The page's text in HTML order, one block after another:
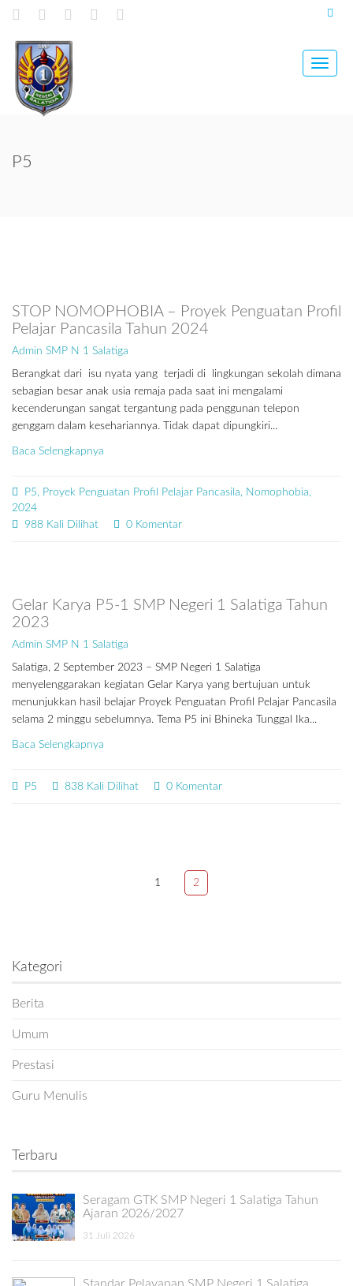
Toggle
P5
STOP NOMOPHOBIA – Proyek Penguatan Profil
Pelajar Pancasila Tahun 2024
Admin SMP N 1 Salatiga
Berangkat dari isu nyata yang terjadi di lingkungan sekolah dimana
sebagian besar anak usia remaja pada saat ini mengalami
kecenderungan sangat tergantung pada penggunan telepon
genggam dalam kesehariannya. Tidak dapat dipungkiri...
Baca Selengkapnya
P5, Proyek Penguatan Profil Pelajar Pancasila, Nomophobia,
2024
988 Kali Dilihat
0 Komentar
Gelar Karya P5-1 SMP Negeri 1 Salatiga Tahun
2023
Admin SMP N 1 Salatiga
Salatiga, 2 September 2023 – SMP Negeri 1 Salatiga
menyelenggarakan kegiatan Gelar Karya yang bertujuan untuk
menunjukkan hasil belajar Proyek Penguatan Profil Pelajar Pancasila
selama 2 minggu sebelumnya. Tema P5 ini Bhineka Tunggal Ika...
Baca Selengkapnya
P5 838 Kali Dilihat 0 Komentar
1 2
Kategori
Berita
Umum
Prestasi
Guru Menulis
Terbaru
Seragam GTK SMP Negeri 1 Salatiga Tahun
Ajaran 2026/2027
31 Juli 2026